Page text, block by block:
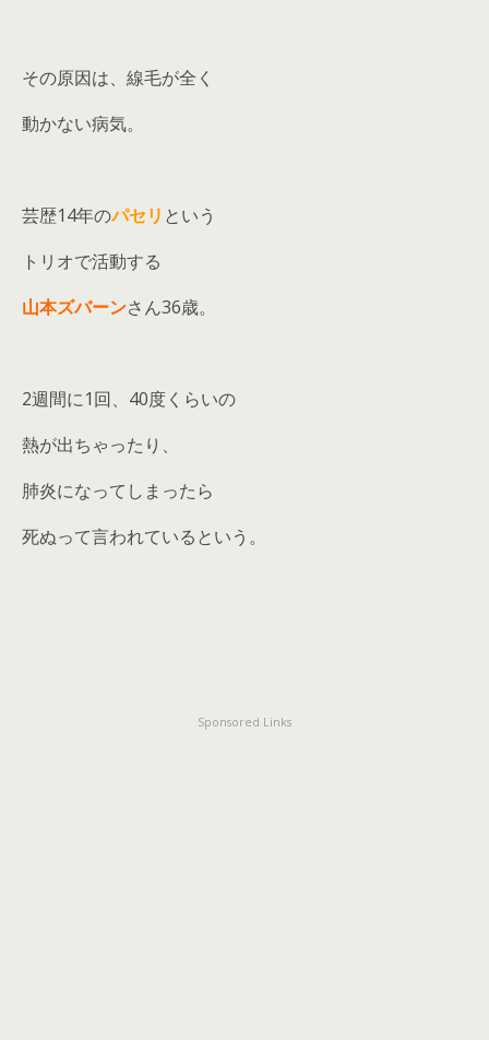
その原因は、線毛が全く
動かない病気。
芸歴14年のパセリ という
トリオで活動する
山本ズバーンさん36歳。
2週間に1回、40度くらいの
熱が出ちゃったり、
肺炎になってしまったら
死ぬって言われているという。
Sponsored Links